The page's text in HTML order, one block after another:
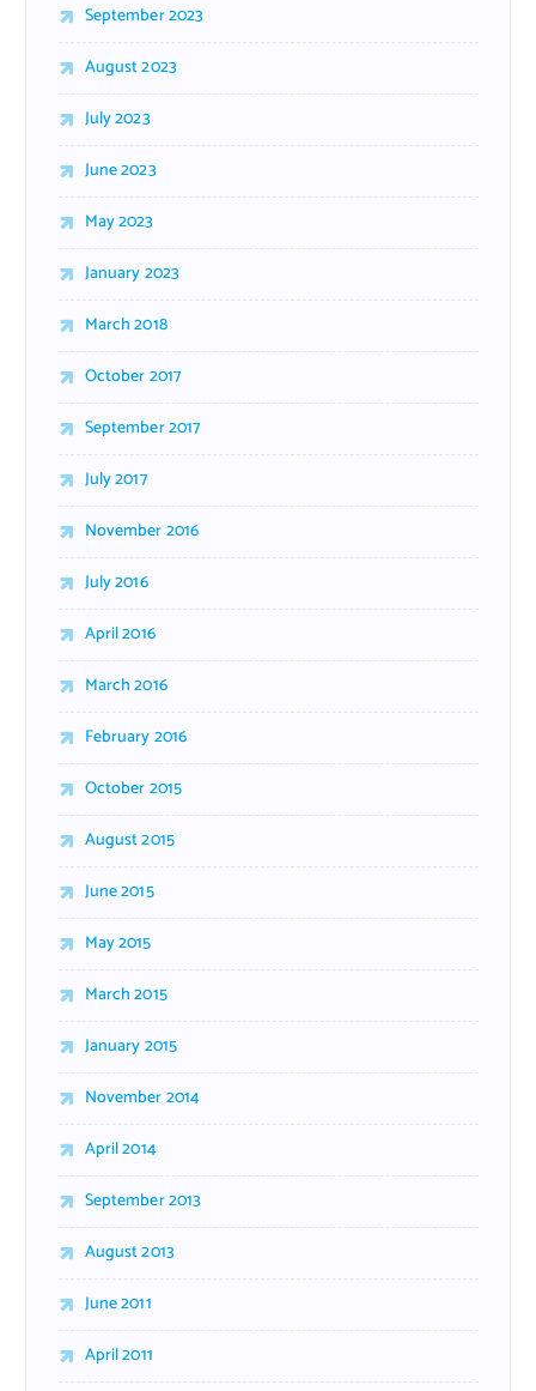
September 2023
August 2023
July 2023
June 2023
May 2023
January 2023
March 2018
October 2017
September 2017
July 2017
November 2016
July 2016
April 2016
March 2016
February 2016
October 2015
August 2015
June 2015
May 2015
March 2015
January 2015
November 2014
April 2014
September 2013
August 2013
June 2011
April 2011